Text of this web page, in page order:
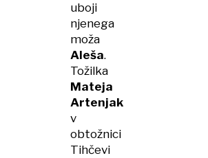
uboji
njenega
moža
Aleša.
Tožilka
Mateja
Artenjak
v
obtožnici
Tihčevi